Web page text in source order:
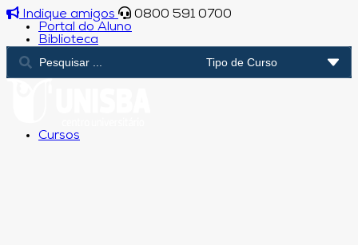
Indique amigos
0800 591 0700
Portal do Aluno
Biblioteca
Cursos